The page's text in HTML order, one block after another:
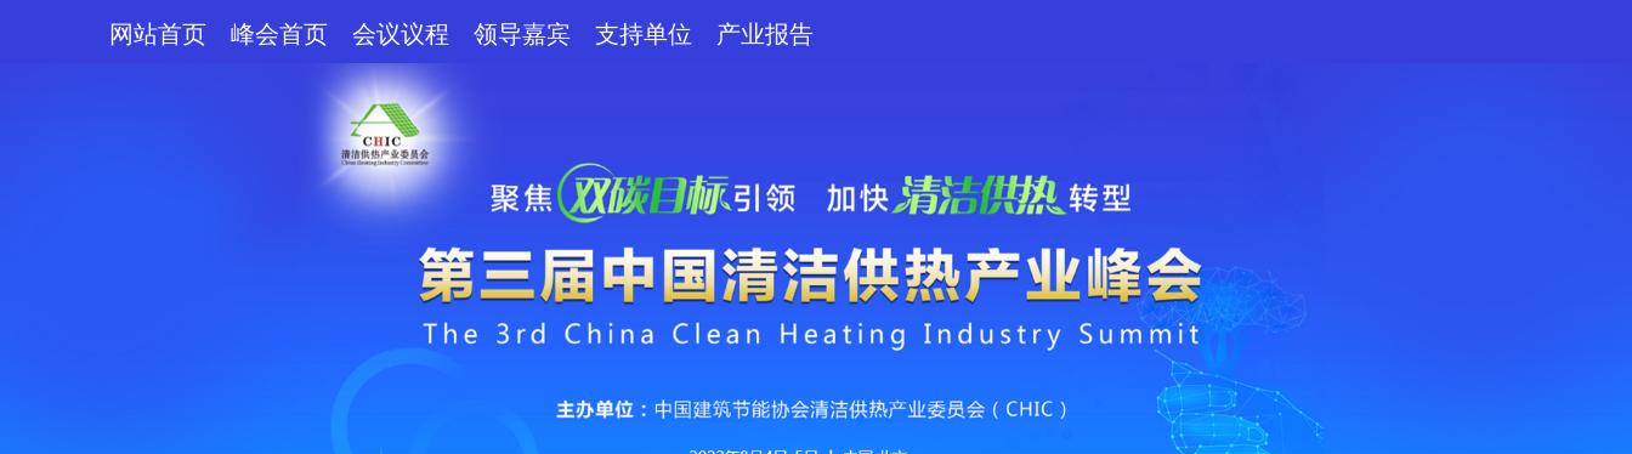
网站首页 峰会首页 会议议程 领导嘉宾 支持单位 产业报告